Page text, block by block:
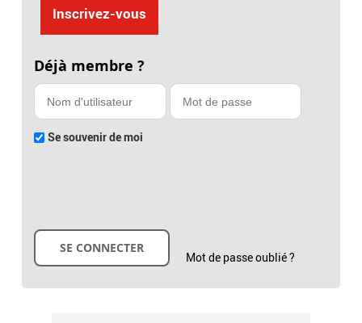
Inscrivez-vous
Déjà membre ?
Se souvenir de moi
Mot de passe oublié ?